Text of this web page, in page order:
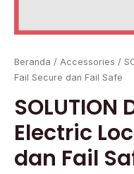
Beranda / Accessories /
Fail Secure dan Fail Safe
SOLUTION
Electric
dan Fail